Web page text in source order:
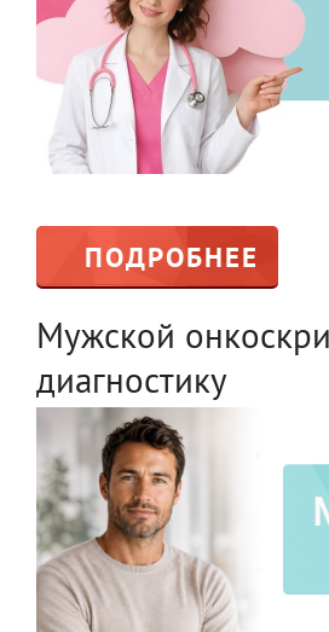
ПОДРОБНЕЕ
Мужской
диагностику